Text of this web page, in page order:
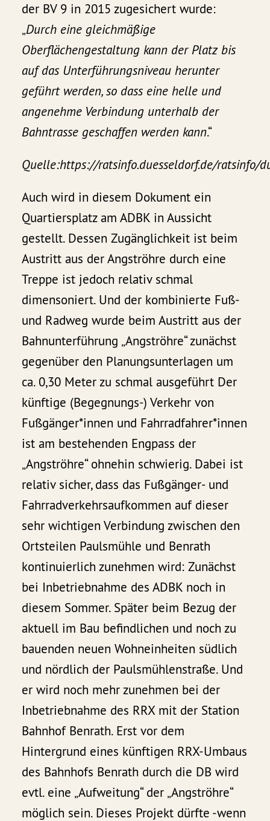
der BV 9 in 2015 zugesichert wurde:
„Durch eine gleichmäßige
Oberflächengestaltung kann der Platz bis
auf das Unterführungsniveau herunter
geführt werden, so dass eine helle und
angenehme Verbindung unterhalb der
Bahntrasse geschaffen werden kann.“
Quelle:https://ratsinfo.duesseldorf.de/ratsinfo/
Auch wird in diesem Dokument ein
Quartiersplatz am ADBK in Aussicht
gestellt. Dessen Zugänglichkeit ist beim
Austritt aus der Angströhre durch eine
Treppe ist jedoch relativ schmal
dimensoniert. Und der kombinierte Fuß-
und Radweg wurde beim Austritt aus der
Bahnunterführung „Angströhre“ zunächst
gegenüber den Planungsunterlagen um
ca. 0,30 Meter zu schmal ausgeführt Der
künftige (Begegnungs-) Verkehr von
Fußgänger*innen und Fahrradfahrer*innen
ist am bestehenden Engpass der
„Angströhre“ ohnehin schwierig. Dabei ist
relativ sicher, dass das Fußgänger- und
Fahrradverkehrsaufkommen auf dieser
sehr wichtigen Verbindung zwischen den
Ortsteilen Paulsmühle und Benrath
kontinuierlich zunehmen wird: Zunächst
bei Inbetriebnahme des ADBK noch in
diesem Sommer. Später beim Bezug der
aktuell im Bau befindlichen und noch zu
bauenden neuen Wohneinheiten südlich
und nördlich der Paulsmühlenstraße. Und
er wird noch mehr zunehmen bei der
Inbetriebnahme des RRX mit der Station
Bahnhof Benrath. Erst vor dem
Hintergrund eines künftigen RRX-Umbaus
des Bahnhofs Benrath durch die DB wird
evtl. eine „Aufweitung“ der „Angströhre“
möglich sein. Dieses Projekt dürfte -wenn